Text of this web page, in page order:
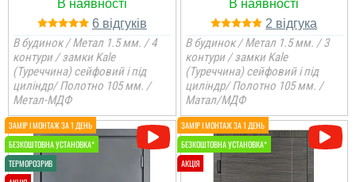
6
В будинок / Метал 1.5 мм. / 4
контури / замки Kale
(Туреччина) сейфовий і під
циліндр/ Полотно 105 мм. /
Метал-МДФ
2
В будинок / Метал 1.5 мм. / 3
контури / замки Kale
(Туреччина) сейфовий і під
циліндр/ Полотно 105 мм. /
Матал/МДФ